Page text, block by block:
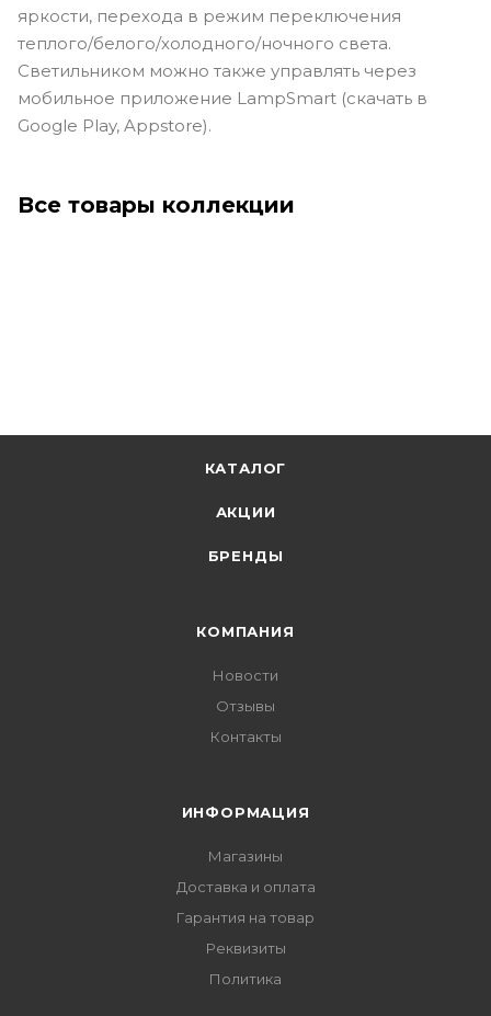
яркости, перехода в режим переключения
теплого/белого/холодного/ночного света.
Светильником можно также управлять через
мобильное приложение LampSmart (скачать в
Google Play, Appstore).
Все товары коллекции
КАТАЛОГ
АКЦИИ
БРЕНДЫ
КОМПАНИЯ
Новости
Отзывы
Контакты
ИНФОРМАЦИЯ
Магазины
Доставка и оплата
Гарантия на товар
Реквизиты
Политика